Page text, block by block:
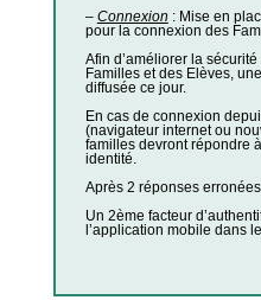
– Connexion : Mise en
pour la connexion des
Afin d’améliorer la
Familles et des Elèves,
diffusée ce jour.
En cas de connexion
(navigateur internet ou
familles devront répondre
identité.
Après 2 réponses
Un 2ème facteur
l’application mobile dans